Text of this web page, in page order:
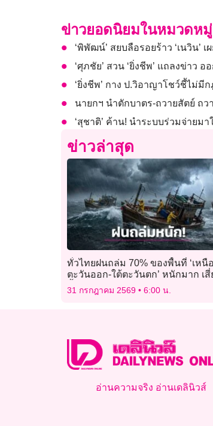
ข่าวยอดนิยมในหมวดหมู่
‘พิพัฒน์’ สยบลือรอยร้าว ‘เนวิน’
‘ศุภชัย’ สวน ‘ยิ่งชีพ’ แถลงข่าว
‘ยิ่งชีพ’ กาง ป.วิอาญาโชว์ชี้ไม่มี
นายกฯ นำตักบาตร-ถวายสัตย์ ถ
‘สุชาติ’ ค้าน! นำระบบร่วมจ่ายม
ข่าวล่าสุด
ทั่วไทยฝนถล่ม 70% ของพื้นที่ ‘เหนื
ตะวันออก-ใต้ตะวันตก’ หนักมาก เสี่
น้ำท่วมฉับพลัน
31 กรกฎาคม 2569 6:00 น.
อ่านความจริง อ่านเดลินิวส์